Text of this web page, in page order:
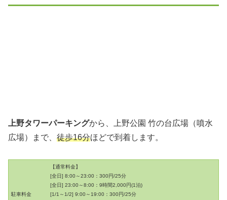
上野タワーパーキングから、上野公園 竹の台広場（噴水
広場）まで、 徒歩16分ほどで到着します。
駐車料金
【通常料金】
[全日] 8:00～23:00：300円/25分
[全日] 23:00～8:00：9時間2,000円(1泊)
[1/1～1/2] 9:00～19:00：300円/25分